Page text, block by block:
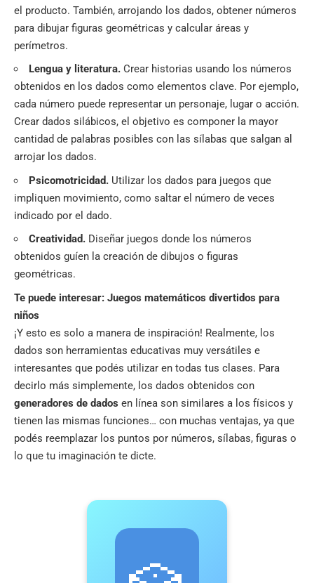
el producto. También, arrojando los dados, obtener números
para dibujar figuras geométricas y calcular áreas y
perímetros.
Lengua y literatura. Crear historias usando los números
obtenidos en los dados como elementos clave. Por ejemplo,
cada número puede representar un personaje, lugar o acción.
Crear dados silábicos, el objetivo es componer la mayor
cantidad de palabras posibles con las sílabas que salgan al
arrojar los dados.
Psicomotricidad. Utilizar los dados para juegos que
impliquen movimiento, como saltar el número de veces
indicado por el dado.
Creatividad. Diseñar juegos donde los números
obtenidos guíen la creación de dibujos o figuras
geométricas.
Te puede interesar: Juegos matemáticos divertidos para
niños
¡Y esto es solo a manera de inspiración! Realmente, los
dados son herramientas educativas muy versátiles e
interesantes que podés utilizar en todas tus clases. Para
decirlo más simplemente, los dados obtenidos con
generadores de dados en línea son similares a los físicos y
tienen las mismas funciones… con muchas ventajas, ya que
podés reemplazar los puntos por números, sílabas, figuras o
lo que tu imaginación te dicte.